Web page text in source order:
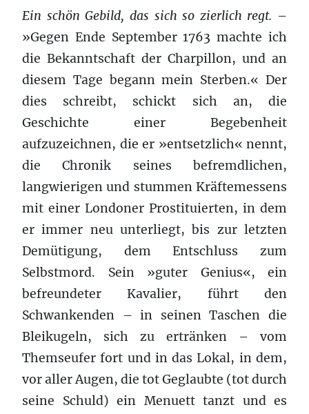
Ein schön Gebild, das sich so zierlich regt. –
»Gegen Ende September 1763 machte ich
die Bekanntschaft der Charpillon, und an
diesem Tage begann mein Sterben.« Der
dies schreibt, schickt sich an, die
Geschichte einer Begebenheit
aufzuzeichnen, die er »entsetzlich« nennt,
die Chronik seines befremdlichen,
langwierigen und stummen Kräftemessens
mit einer Londoner Prostituierten, in dem
er immer neu unterliegt, bis zur letzten
Demütigung, dem Entschluss zum
Selbstmord. Sein »guter Genius«, ein
befreundeter Kavalier, führt den
Schwankenden – in seinen Taschen die
Bleikugeln, sich zu ertränken – vom
Themseufer fort und in das Lokal, in dem,
vor aller Augen, die tot Geglaubte (tot durch
seine Schuld) ein Menuett tanzt und es